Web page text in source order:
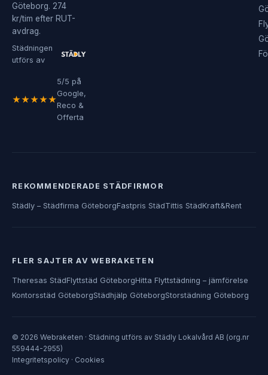
Göteborg. 274
kr/tim efter RUT-
avdrag.
Städningen
utförs av
★★★★★
5/5 på
Google,
Reco &
Offerta
REKOMMENDERADE STÄDFIRMOR
Städly – Städfirma GöteborgFastpris StädTittis StädKraft&Rent
FLER SAJTER AV WEBRAKETEN
Theresas StädFlyttstäd GöteborgHitta Flyttstädning – jämförelse
Kontorsstäd GöteborgStädhjälp GöteborgStorstädning Göteborg
© 2026 Webraketen · Städning utförs av Städly Lokalvård AB (org.nr
559444-2955)
Integritetspolicy · Cookies